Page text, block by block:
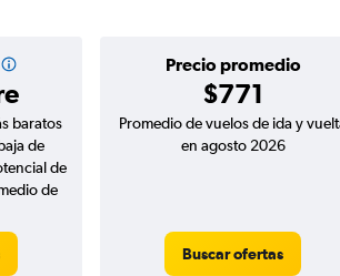
Precio promedio
$771
baratos
de
de
de
Promedio de vuelos de ida y
en agosto 2026
Buscar ofertas